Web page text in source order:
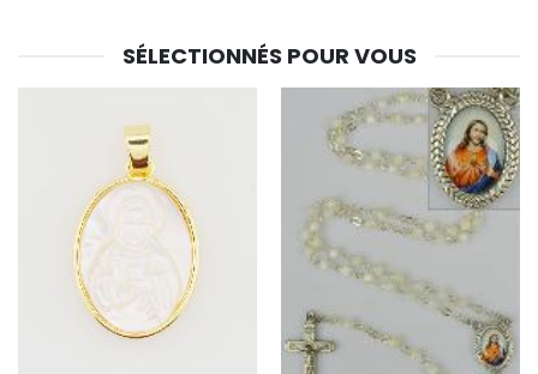
SÉLECTIONNÉS POUR VOUS